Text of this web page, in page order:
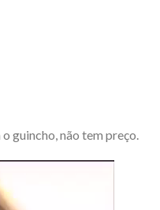
guincho, não tem preço.